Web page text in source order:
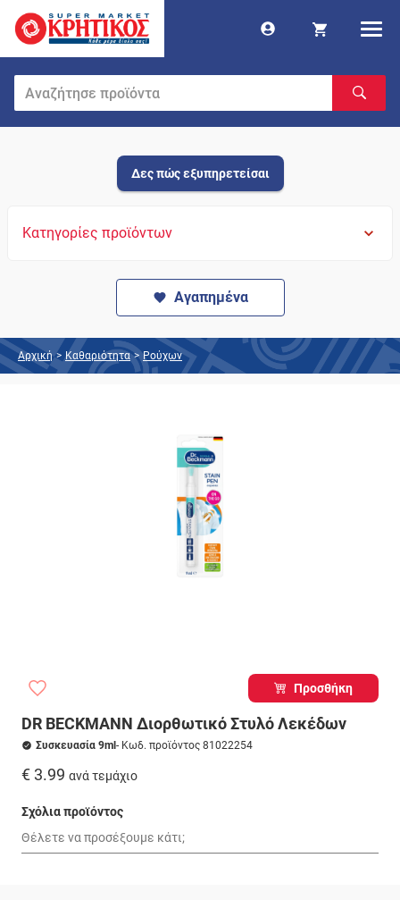
Δες πώς εξυπηρετείσαι
Κατηγορίες προϊόντων
Αγαπημένα
Αρχική > Καθαριότητα > Ρούχων
Προσθήκη
DR BECKMANN Διορθωτικό Στυλό Λεκέδων
Συσκευασία 9ml - Κωδ. προϊόντος 81022254
€ 3.99 ανά τεμάχιο
Σχόλια προϊόντος